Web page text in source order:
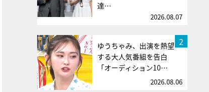
達…
2026.08.07
2
ゆうちゃみ、出演を熱望
する大人気番組を告白
「オーディション10…
2026.08.06